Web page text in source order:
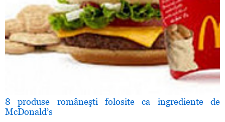
8 produse româneşti folosite ca ingrediente de
McDonald’s